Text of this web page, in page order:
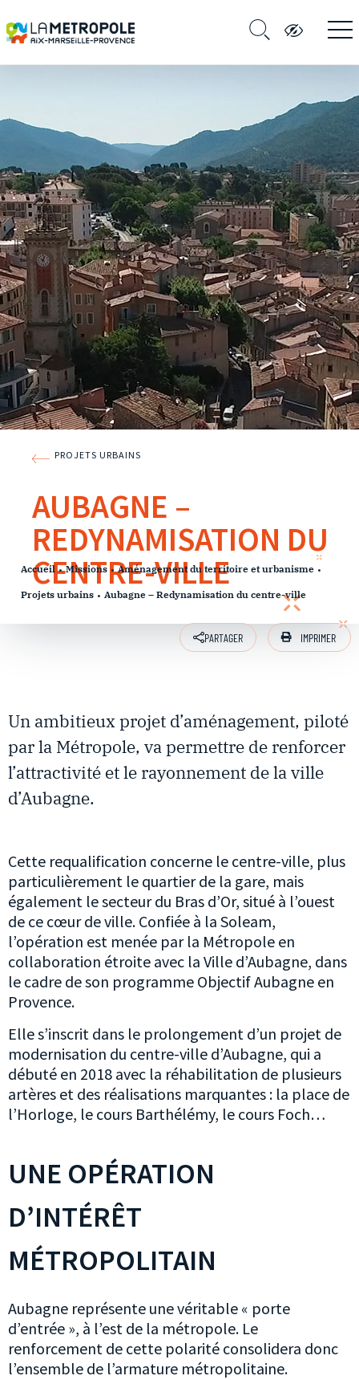
PROJETS URBAINS
AUBAGNE –
REDYNAMISATION DU
CENTRE-VILLE
Accueil Missions Aménagement du territoire et urbanisme
Projets urbains Aubagne – Redynamisation du centre-ville
PARTAGER IMPRIMER
Un ambitieux projet d’aménagement, piloté
par la Métropole, va permettre de renforcer
l’attractivité et le rayonnement de la ville
d’Aubagne.
Cette requalification concerne le centre-ville, plus
particulièrement le quartier de la gare, mais
également le secteur du Bras d’Or, situé à l’ouest
de ce cœur de ville. Confiée à la Soleam,
l’opération est menée par la Métropole en
collaboration étroite avec la Ville d’Aubagne, dans
le cadre de son programme Objectif Aubagne en
Provence.
Elle s’inscrit dans le prolongement d’un projet de
modernisation du centre-ville d’Aubagne, qui a
débuté en 2018 avec la réhabilitation de plusieurs
artères et des réalisations marquantes : la place de
l’Horloge, le cours Barthélémy, le cours Foch…
UNE OPÉRATION
D’INTÉRÊT
MÉTROPOLITAIN
Aubagne représente une véritable « porte
d’entrée », à l’est de la métropole. Le
renforcement de cette polarité consolidera donc
l’ensemble de l’armature métropolitaine.